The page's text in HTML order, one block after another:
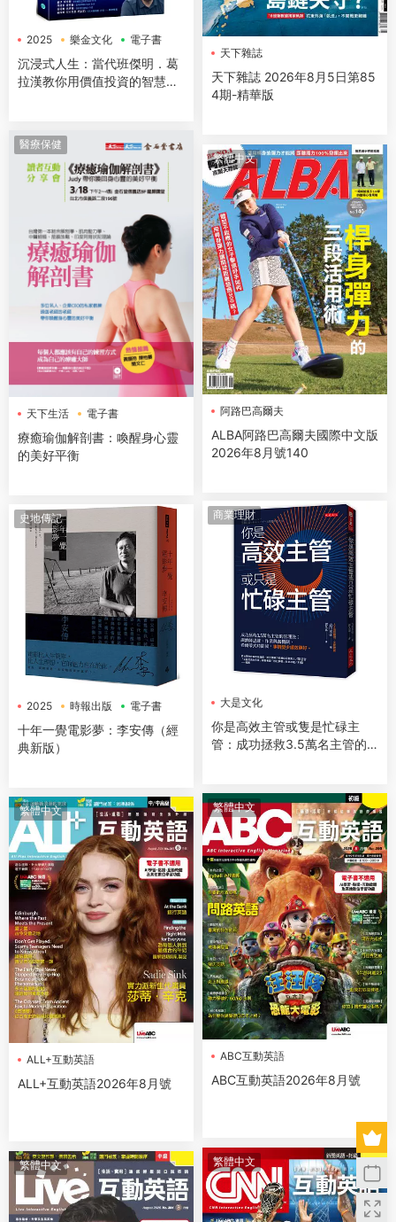
天下雜誌
天下雜誌 2026年8月5日第85
4期-精華版
2025 樂金文化 電子書
沉浸式人生：當代班傑明．葛
拉漢教你用價值投資的智慧，
醫療保健
天下生活 電子書
療癒瑜伽解剖書：喚醒身心靈
的美好平衡
繁體中文
阿路巴高爾夫
ALBA阿路巴高爾夫國際中文版
2026年8月號140
商業理財
大是文化
你是高效主管或隻是忙碌主
管：成功拯救3.5萬名主管的
情變少績效更好。
史地傳記
2025 時報出版 電子書
十年一覺電影夢：李安傳（經
典新版）
繁體中文
ABC互動英語
ABC互動英語2026年8月號
繁體中文
ALL+互動英語
ALL+互動英語2026年8月號
繁體中文
繁體中文